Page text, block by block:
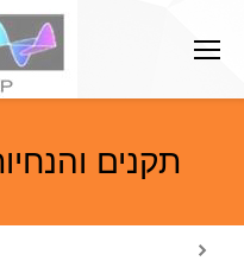
לתוכן
תקנים